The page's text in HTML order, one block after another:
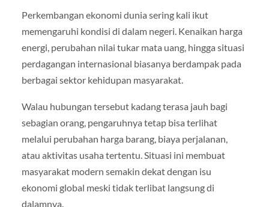
Perkembangan ekonomi dunia sering kali ikut
memengaruhi kondisi di dalam negeri. Kenaikan harga
energi, perubahan nilai tukar mata uang, hingga situasi
perdagangan internasional biasanya berdampak pada
berbagai sektor kehidupan masyarakat.
Walau hubungan tersebut kadang terasa jauh bagi
sebagian orang, pengaruhnya tetap bisa terlihat
melalui perubahan harga barang, biaya perjalanan,
atau aktivitas usaha tertentu. Situasi ini membuat
masyarakat modern semakin dekat dengan isu
ekonomi global meski tidak terlibat langsung di
dalamnya.